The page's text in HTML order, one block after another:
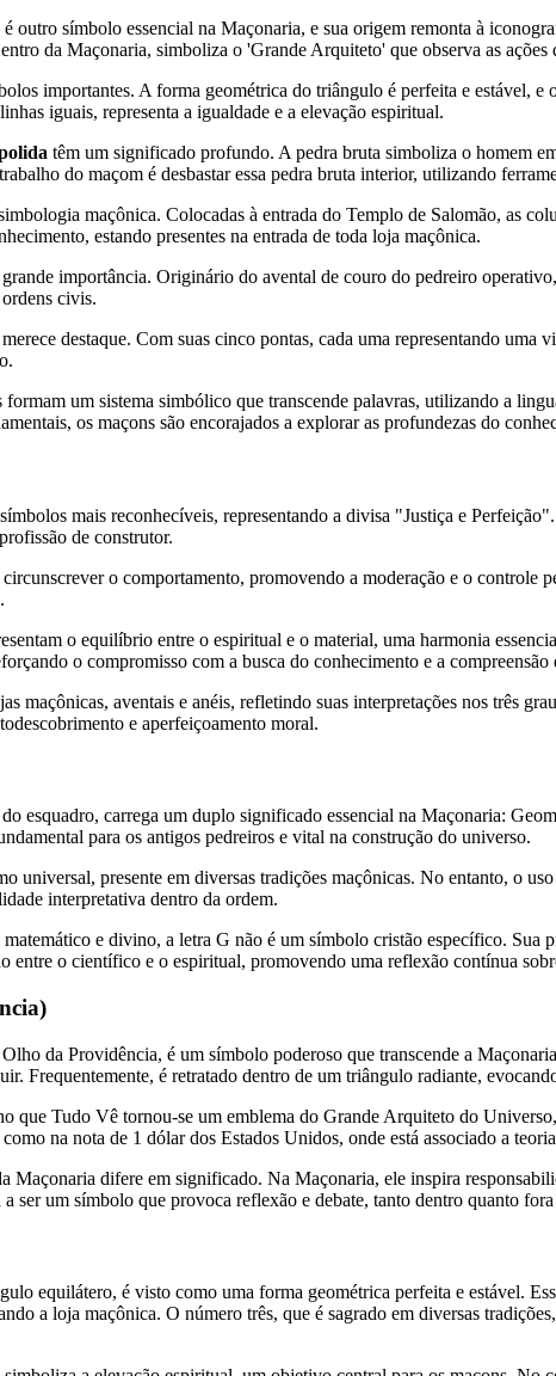
outro símbolo essencial na Maçonaria, e sua origem remonta à
da Maçonaria, simboliza o 'Grande Arquiteto' que observa as
importantes. A forma geométrica do triângulo é perfeita e estável,
iguais, representa a igualdade e a elevação espiritual.
têm um significado profundo. A pedra bruta simboliza o homem
do maçom é desbastar essa pedra bruta interior, utilizando
maçônica. Colocadas à entrada do Templo de Salomão, as
estando presentes na entrada de toda loja maçônica.
importância. Originário do avental de couro do pedreiro
civis.
destaque. Com suas cinco pontas, cada uma representando
formam um sistema simbólico que transcende palavras, utilizando a
os maçons são encorajados a explorar as profundezas do
mais reconhecíveis, representando a divisa "Justiça e
de construtor.
o comportamento, promovendo a moderação e o controle
o equilíbrio entre o espiritual e o material, uma harmonia
o compromisso com a busca do conhecimento e a compreensão
maçônicas, aventais e anéis, refletindo suas interpretações nos três
e aperfeiçoamento moral.
esquadro, carrega um duplo significado essencial na Maçonaria:
para os antigos pedreiros e vital na construção do universo.
universal, presente em diversas tradições maçônicas. No entanto, o
interpretativa dentro da ordem.
e divino, a letra G não é um símbolo cristão específico. Sua
entre o científico e o espiritual, promovendo uma reflexão contínua
da Providência, é um símbolo poderoso que transcende a
Frequentemente, é retratado dentro de um triângulo radiante,
Tudo Vê tornou-se um emblema do Grande Arquiteto do
na nota de 1 dólar dos Estados Unidos, onde está associado a
Maçonaria difere em significado. Na Maçonaria, ele inspira
um símbolo que provoca reflexão e debate, tanto dentro quanto fora
equilátero, é visto como uma forma geométrica perfeita e estável.
a loja maçônica. O número três, que é sagrado em diversas